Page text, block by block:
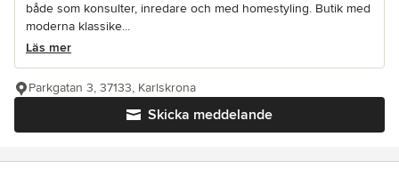
både som konsulter, inredare och med homestyling. Butik med
moderna klassike...
Läs mer
Skicka meddelande
Parkgatan 3, 37133, Karlskrona